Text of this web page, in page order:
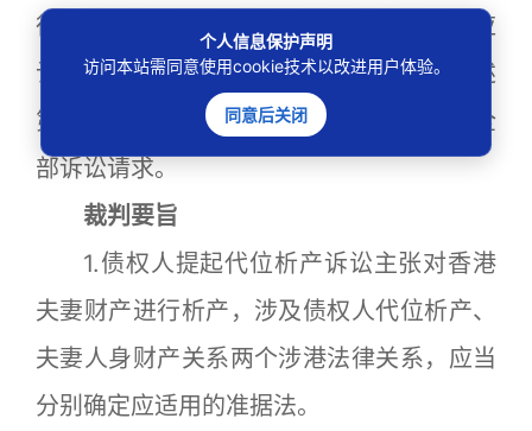
律，案涉财产在无相反证据证明的情况下应
认定为系李某红的个人财产，故不符合上述
第三条构成要件。因此，判决驳回陈某的全
部诉讼请求。
裁判要旨
1.债权人提起代位析产诉讼主张对香港
夫妻财产进行析产，涉及债权人代位析产、
夫妻人身财产关系两个涉港法律关系，应当
分别确定应适用的准据法。
个人信息保护声明
访问本站需同意使用cookie技术以改进用户体验。
同意后关闭